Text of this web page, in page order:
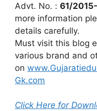
Advt. No. : 61/
more information
details carefully.
Must visit this blog
various brand and
on
Gk.com
Click Here for